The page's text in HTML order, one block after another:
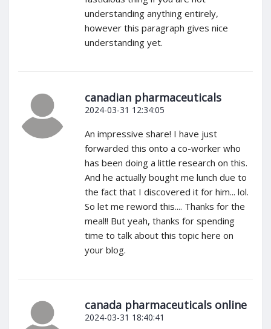
understanding anything entirely,
however this paragraph gives nice
understanding yet.
canadian pharmaceuticals
2024-03-31 12:34:05
An impressive share! I have just
forwarded this onto a co-worker who
has been doing a little research on this.
And he actually bought me lunch due to
the fact that I discovered it for him... lol.
So let me reword this.... Thanks for the
meal!! But yeah, thanks for spending
time to talk about this topic here on
your blog.
canada pharmaceuticals online
2024-03-31 18:40:41